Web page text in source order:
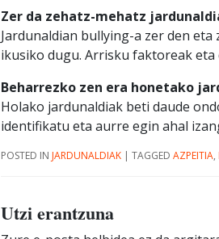
Zer da zehatz-mehatz
Jardunaldian bullying-a zer den
ikusiko dugu. Arrisku faktoreak
Beharrezko zen era honetako
Holako jardunaldiak beti daude
identifikatu eta aurre egin ahal
POSTED IN JARDUNALDIAK | TAGGED AZPEITIA,
Utzi erantzuna